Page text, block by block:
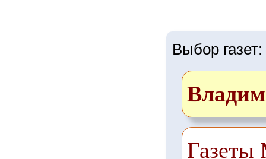
Выбор газет:
Газеты